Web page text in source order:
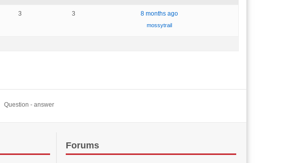
3 3 8 months ago
mossytrail
Question - answer
Forums